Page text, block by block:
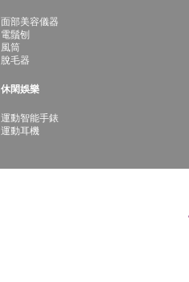
面部美容儀器
電鬚刨
風筒
脫毛器
休閑娛樂
運動智能手錶
運動耳機